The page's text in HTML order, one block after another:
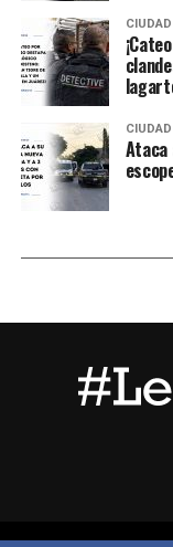
Agentes
la escena, recabar
presunto agresor,
detenido.
Ataca